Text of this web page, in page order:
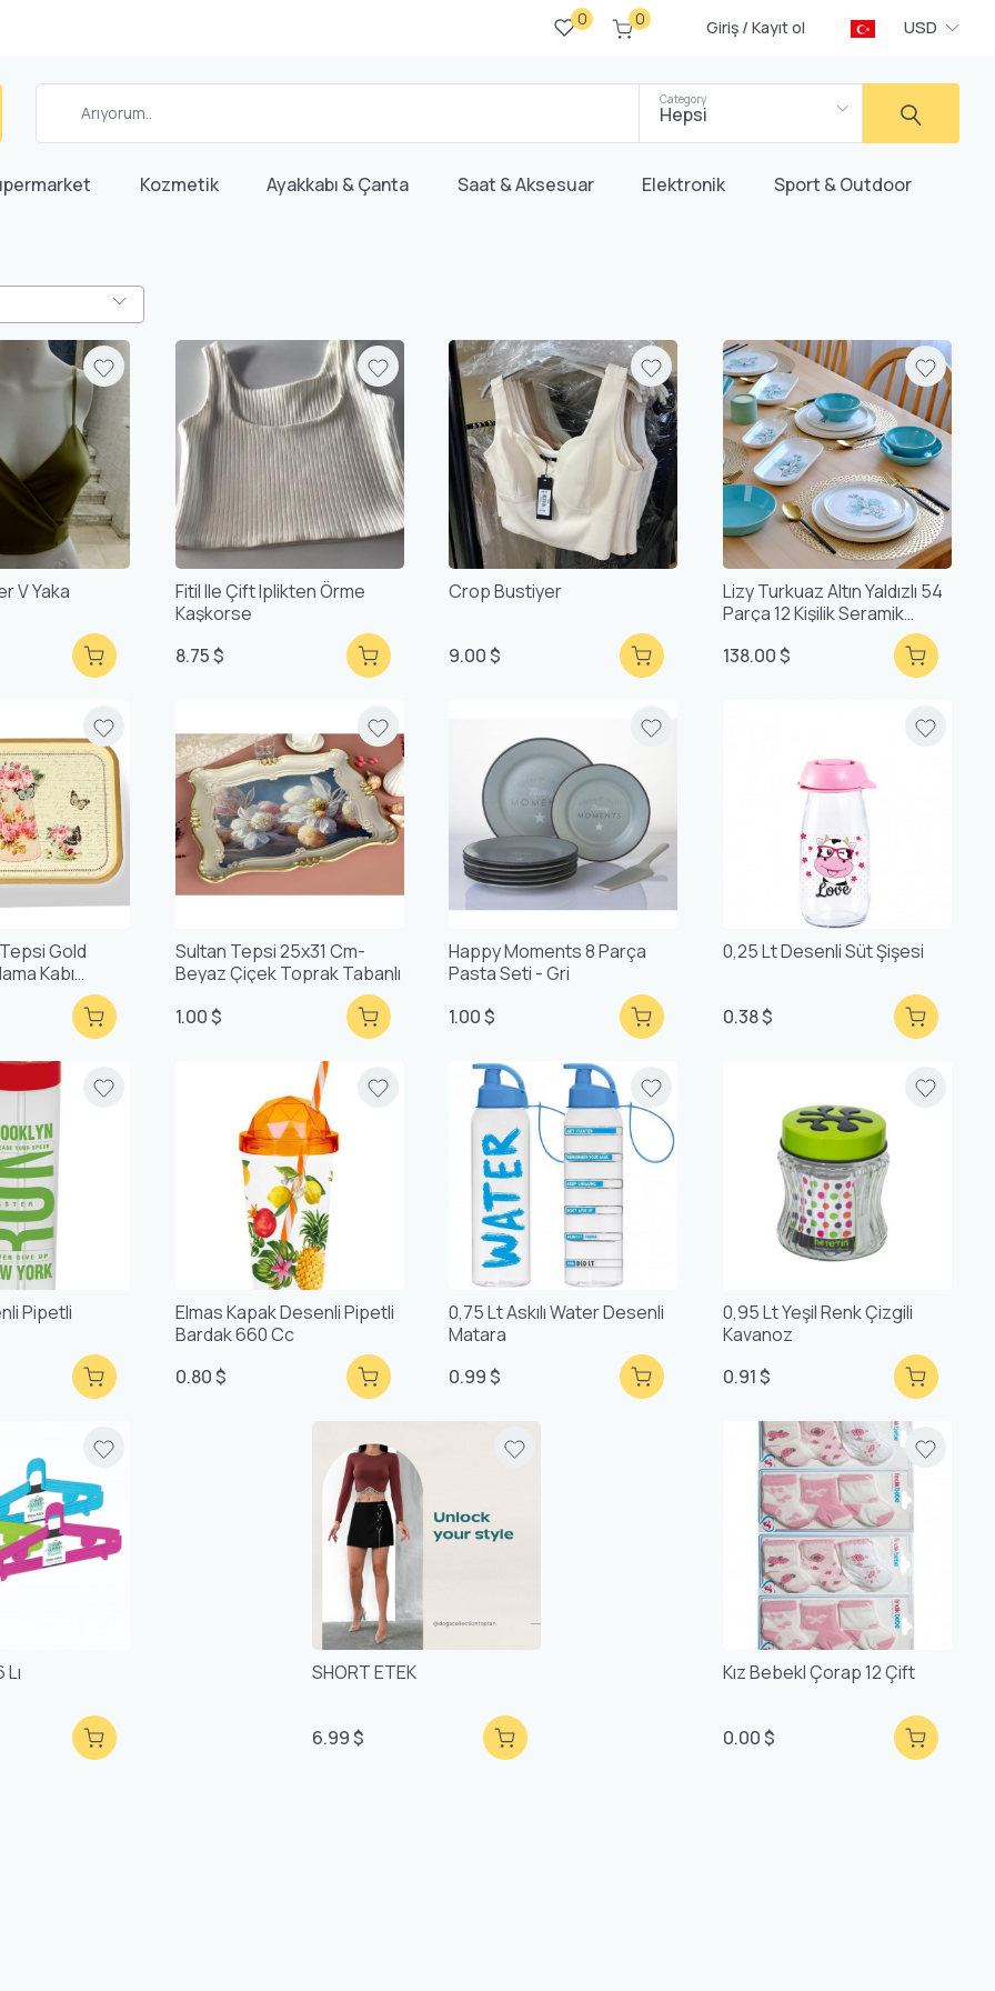
0 0 Giriş / Kayıt ol USD
Category
Hepsi
Kozmetik Ayakkabı & Çanta Saat & Aksesuar Elektronik Sport & Outdoor
Crop Büstiyer V Yaka
Fitil Ile Çift Iplikten Örme
Kaşkorse
8.75 $
Crop Bustiyer
9.00 $
Lizy Turkuaz Altın Yaldızlı 54
Parça 12 Kişilik Seramik
138.00 $
Gold
Kabı
Sultan Tepsi 25x31 Cm-
Beyaz Çiçek Toprak Tabanlı
1.00 $
Happy Moments 8 Parça
Pasta Seti - Gri
1.00 $
0,25 Lt Desenli Süt Şişesi
0.38 $
Pipetli
Elmas Kapak Desenli Pipetli
Bardak 660 Cc
0.80 $
0,75 Lt Askılı Water Desenli
Matara
0.99 $
0,95 Lt Yeşil Renk Çizgili
Kavanoz
0.91 $
SHORT ETEK
6.99 $
Kız Bebekl Çorap 12 Çift
0.00 $